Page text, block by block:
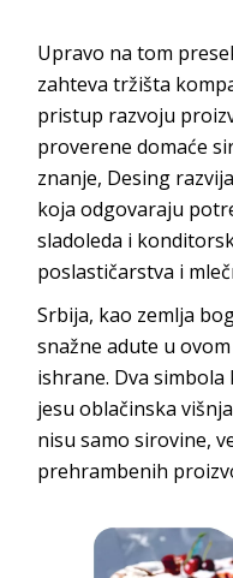
Upravo na tom
zahteva tržišta
pristup razvoju
proverene domaće
znanje, Desing
koja odgovaraju
sladoleda i
poslastičarstva i
Srbija, kao zemlja
snažne adute u
ishrane. Dva
jesu oblačinska
nisu samo sirovine,
prehrambenih